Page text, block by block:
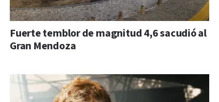
Fuerte temblor de magnitud 4,6 sacudió al
Gran Mendoza